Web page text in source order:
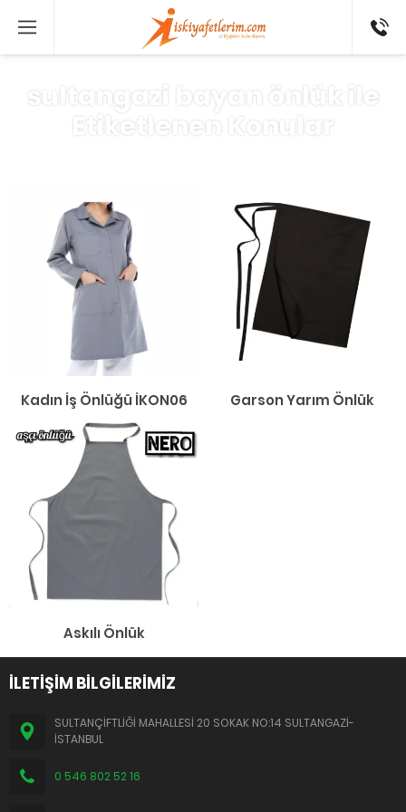
802 52
sultangazi bayan önlük ile
Etiketlenen Konular
Kadın İş Önlüğü İKON06 Garson Yarım Önlük
Askılı Önlük
İLETİŞİM BİLGİLERİMİZ
SULTANÇİFTLİĞİ MAHALLESİ 20 SOKAK NO:14 SULTANGAZİ-
İSTANBUL
0 546 802 52 16